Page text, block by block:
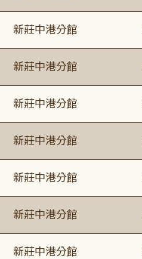
新莊中港分館
新莊中港分館
新莊中港分館
新莊中港分館
新莊中港分館
新莊中港分館
新莊中港分館